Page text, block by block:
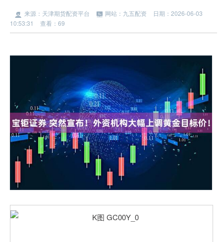
来源：天津期货配资平台 网站：九五配资
日期：2026-06-03
10:53:31
查看：69